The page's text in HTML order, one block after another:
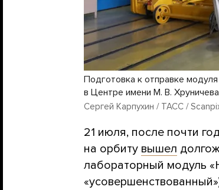
Подготовка к отправке
в Центре имени М. В. Хруничева
Сергей Карпухин / ТАСС /
21 июля, после почти
на орбиту вышел
лабораторный модуль